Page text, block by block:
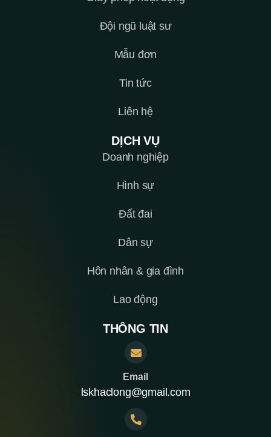
Đội ngũ luật sư
Mẫu đơn
Tin tức
Liên hệ
DỊCH VỤ
Doanh nghiệp
Hình sự
Đất đai
Dân sự
Hôn nhân & gia đình
Lao động
THÔNG TIN
Email
lskhaclong@gmail.com